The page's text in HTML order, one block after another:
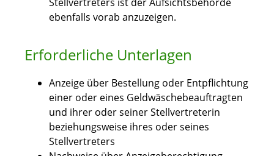
ebenfalls vorab anzuzeigen.
Erforderliche Unterlagen
Anzeige über Bestellung oder Entpflichtung
einer oder eines Geldwäschebeauftragten
und ihrer oder seiner Stellvertreterin
beziehungsweise ihres oder seines
Stellvertreters